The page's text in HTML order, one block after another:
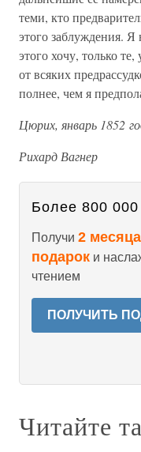
теми, кто
этого заблуждения. Я
этого хочу, только
от всяких
полнее, чем я
Цюрих, январь 1852
Рихард Вагнер
Более 800 000
Получи 2
подарок и
чтением
ПОЛУЧИТЬ
Читайте